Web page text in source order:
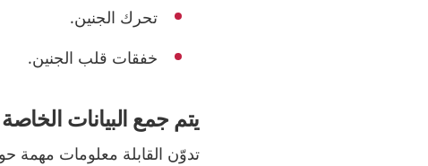
تحرك الجنين.
خفقات قلب الجنين.
يتم جمع البيانات
تدوّن القابلة معلومات